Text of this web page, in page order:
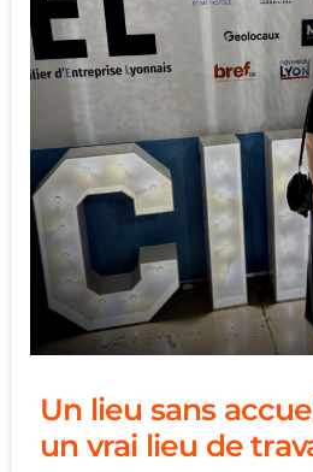
Un lieu sans
un vrai lieu de